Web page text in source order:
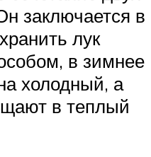
заключается в
лук
в зимнее
холодный, а
в теплый